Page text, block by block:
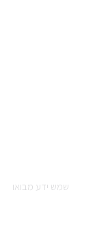
שמש ידע מבואו